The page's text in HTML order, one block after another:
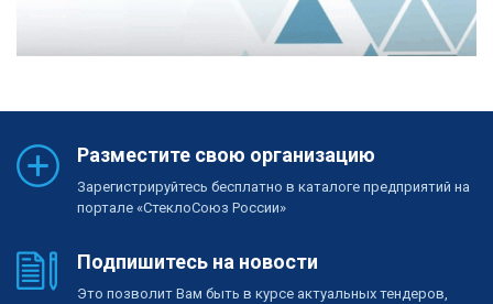
Разместите свою организацию
Зарегистрируйтесь бесплатно в каталоге предприятий на
портале «СтеклоСоюз России»
Подпишитесь на новости
Это позволит Вам быть в курсе актуальных тендеров,